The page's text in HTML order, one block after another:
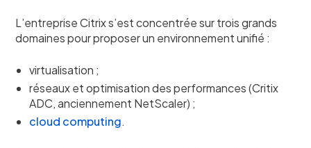
L’entreprise Citrix s’est concentrée sur trois grands
domaines pour proposer un environnement unifié :
virtualisation ;
réseaux et optimisation des performances (Critix
ADC, anciennement NetScaler) ;
cloud computing.